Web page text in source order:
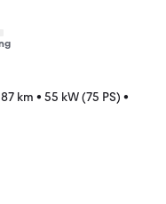
km • 55 kW (75 PS) •